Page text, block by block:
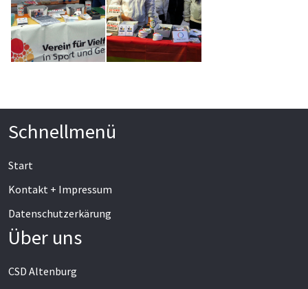
Schnellmenü
Start
Kontakt + Impressum
Datenschutzerkärung
Über uns
CSD Altenburg